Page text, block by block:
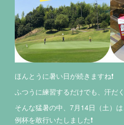
ほんとうに暑い日が続きますね❗️
ふつうに練習するだけでも、汗だ
そんな猛暑の中、7月14日（土）
例杯を敢行いたしました❗️